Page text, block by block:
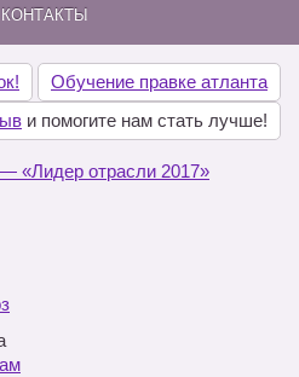
КОНТАКТЫ
Обучение правке атланта
и помогите нам стать лучше!